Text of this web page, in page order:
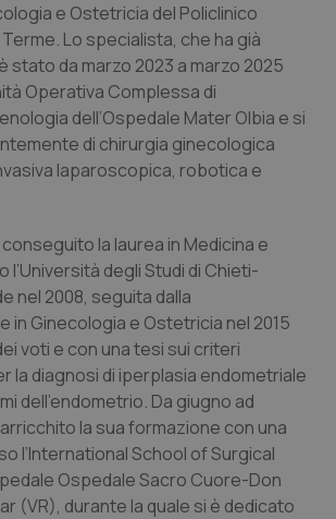
Giulia
& coronaropatie
e Ostetricia del Policlinico
Lo specialista, che ha già
stato da marzo 2023 a marzo 2025
Operativa Complessa di
dell’Ospedale Mater Olbia e si
di chirurgia ginecologica
laparoscopica, robotica e
la laurea in Medicina e
l’Università degli Studi di Chieti-
nel 2008, seguita dalla
in Ginecologia e Ostetricia nel 2015
voti e con una tesi sui criteri
la diagnosi di iperplasia endometriale
dell’endometrio. Da giugno ad
la sua formazione con una
l’International School of Surgical
Ospedale Sacro Cuore-Don
(VR), durante la quale si è dedicato